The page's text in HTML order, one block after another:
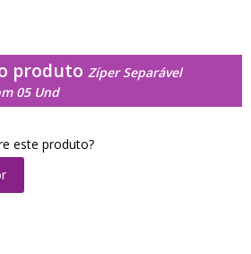
produto Zíper Separável
05 Und
este produto?